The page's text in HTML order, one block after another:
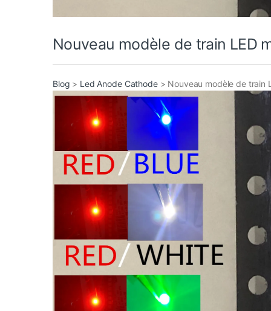
Nouveau modèle de train LED
Blog > Led Anode Cathode> Nouveau modèle de train